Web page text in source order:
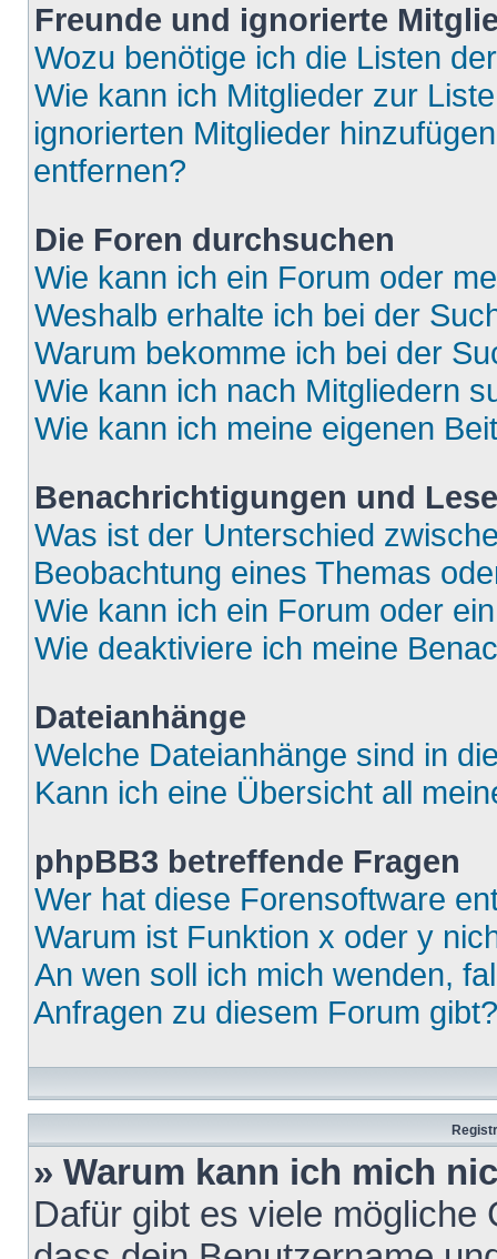
Freunde und ignorierte
Wozu benötige ich die Listen
Wie kann ich Mitglieder zur
ignorierten Mitglieder
entfernen?
Die Foren durchsuchen
Wie kann ich ein Forum oder
Weshalb erhalte ich bei der
Warum bekomme ich bei der
Wie kann ich nach Mitgliedern
Wie kann ich meine eigenen
Benachrichtigungen und
Was ist der Unterschied
Beobachtung eines Themas
Wie kann ich ein Forum oder
Wie deaktiviere ich meine
Dateianhänge
Welche Dateianhänge sind in
Kann ich eine Übersicht all
phpBB3 betreffende Fragen
Wer hat diese Forensoftware
Warum ist Funktion x oder y
An wen soll ich mich wenden,
Anfragen zu diesem Forum gibt?
» Warum kann ich mich
Dafür gibt es viele